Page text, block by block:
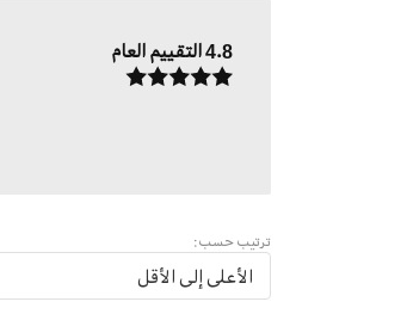
4.8التقييم العام
ترتيب حسب:
الأعلى إلى الأقل